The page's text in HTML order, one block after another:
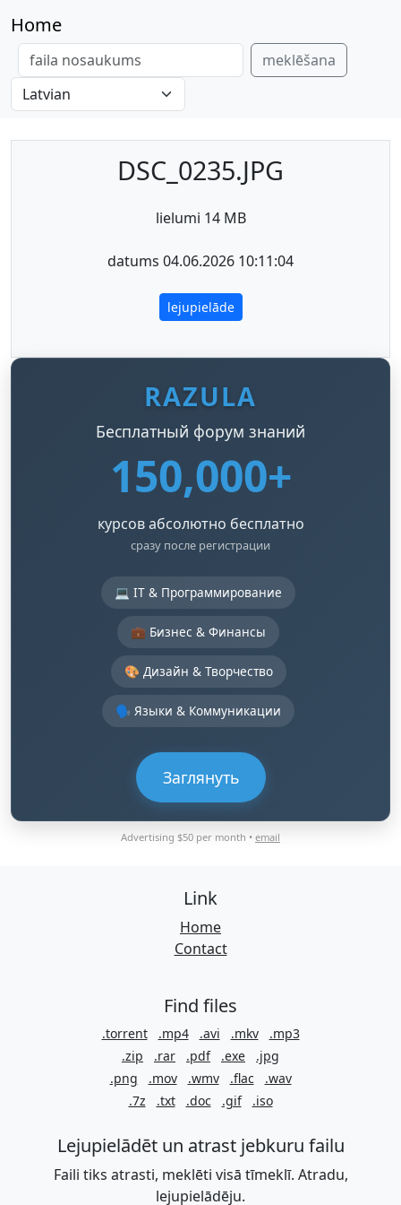
Home
meklēšana
DSC_0235.JPG
lielumi 14 MB
datums 04.06.2026 10:11:04
lejupielāde
RAZULA
Бесплатный форум знаний
150,000+
курсов абсолютно бесплатно
сразу после регистрации
💻 IT & Программирование
💼 Бизнес & Финансы
🎨 Дизайн & Творчество
🗣️ Языки & Коммуникации
Заглянуть
Advertising $50 per month • email
Link
Home
Contact
Find files
.torrent .mp4 .avi .mkv
.mp3
.zip
.rar .pdf .exe
.jpg
.png
.mov .wmv .flac
.wav
.7z
.txt .doc .gif .iso
Lejupielādēt un atrast jebkuru failu
Faili tiks atrasti, meklēti visā tīmeklī. Atradu,
lejupielādēju.